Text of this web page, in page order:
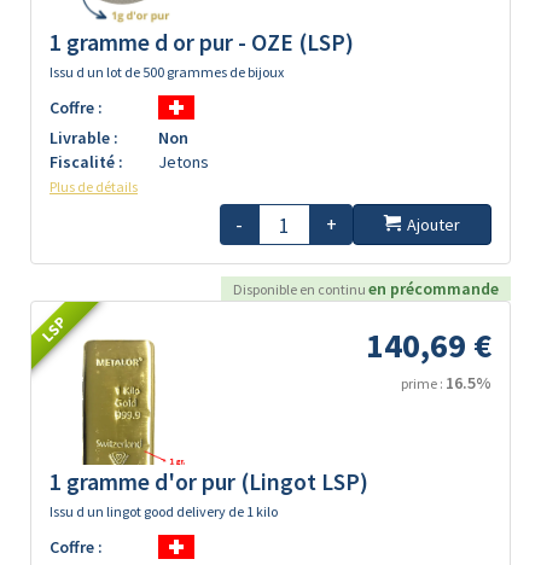
1 gramme d or pur - OZE (LSP)
Issu d un lot de 500 grammes de bijoux
Coffre :
Livrable :
Non
Fiscalité :
Jetons
Plus de détails
- + Ajouter
Disponible en continu en précommande
LSP 140,69 €
prime : 16.5%
1 gramme d'or pur (Lingot LSP)
Issu d un lingot good delivery de 1 kilo
Coffre :